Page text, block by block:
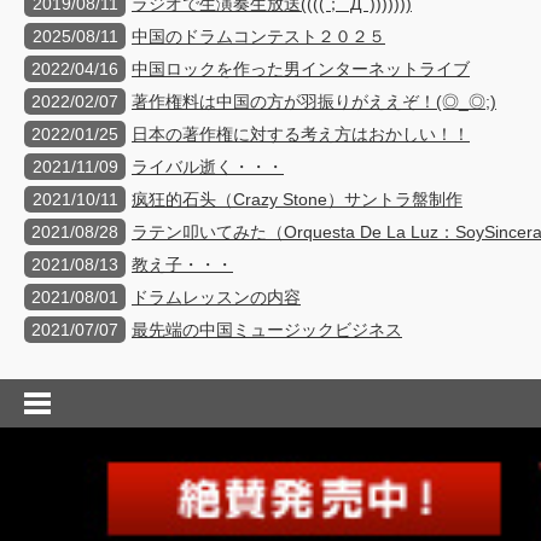
2025/08/11
中国のドラムコンテスト２０２５
2022/04/16
中国ロックを作った男インターネットライブ
2022/02/07
著作権料は中国の方が羽振りがええぞ！(◎_◎;)
2022/01/25
日本の著作権に対する考え方はおかしい！！
2021/11/09
ライバル逝く・・・
2021/10/11
疯狂的石头（Crazy Stone）サントラ盤制作
2021/08/28
ラテン叩いてみた（Orquesta De La Luz：
2021/08/13
教え子・・・
2021/08/01
ドラムレッスンの内容
2021/07/07
最先端の中国ミュージックビジネス